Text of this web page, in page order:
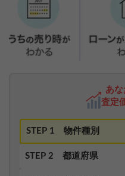
あな
査定
STEP 1 物件種別
STEP 2 都道府県